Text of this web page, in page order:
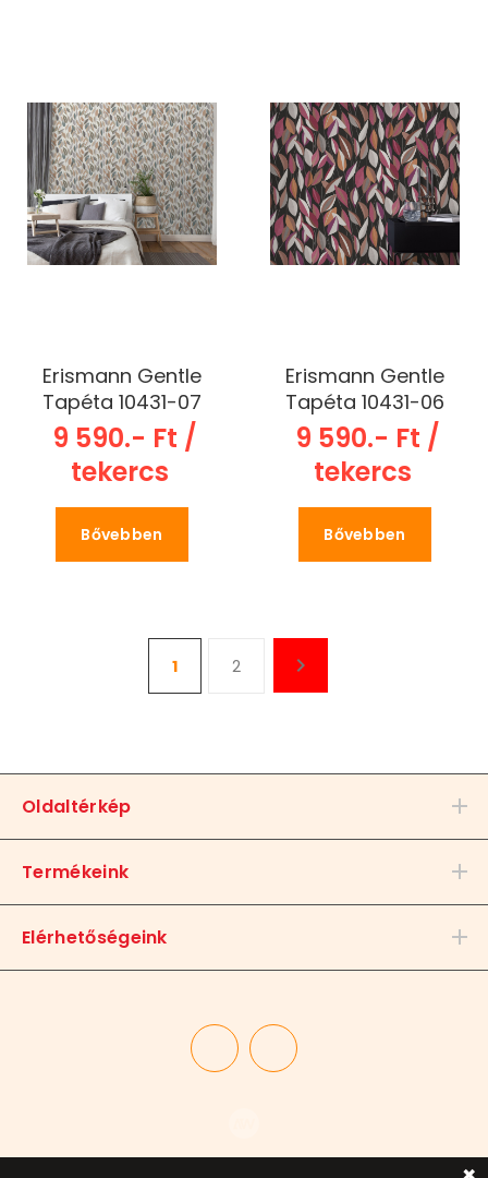
Erismann Gentle
Tapéta 10431-07
9 590.- Ft /
tekercs
Bővebben
Erismann Gentle
Tapéta 10431-06
9 590.- Ft /
tekercs
Bővebben
1 2
Oldaltérkép
Termékeink
Elérhetőségeink